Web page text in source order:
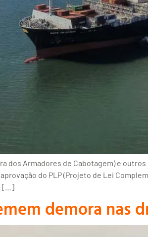
dos Armadores de Cabotagem) e
do PLP (Projeto de Lei
[…]
demora nas